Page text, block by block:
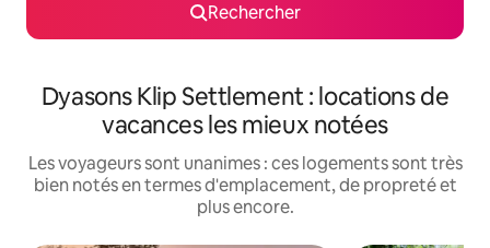
Rechercher
Dyasons Klip Settlement : locations de
vacances les mieux notées
Les voyageurs sont unanimes : ces logements sont très
bien notés en termes d'emplacement, de propreté et
plus encore.